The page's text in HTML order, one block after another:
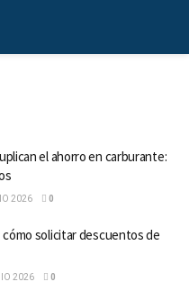
el ahorro en carburante:
2026 0
cómo solicitar descuentos de
2026 0